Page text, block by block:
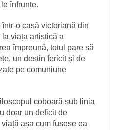
înfrunte.
o casă victoriană din
viața artistică a
împreună, totul pare să
un destin fericit și de
pe comuniune
coboară sub linia
doar un deficit de
așa cum fusese ea